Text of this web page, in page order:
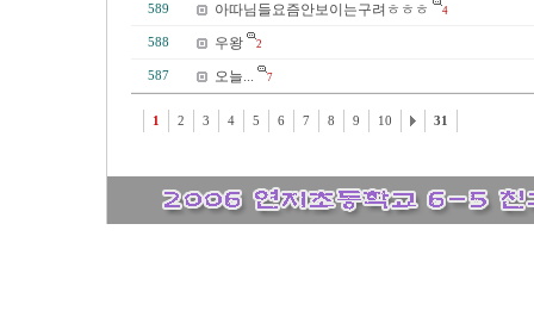
589 아따님들요즘안보이는구려ㅎㅎㅎ 4
588 우왕 2
587 오늘... 7
1 2 3 4 5 6 7 8 9 10 31